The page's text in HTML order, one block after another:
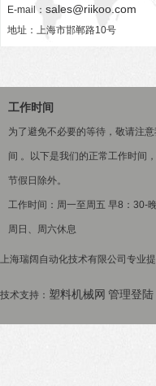
E-mail： sales@riikoo.com
地址：上海市邯郸路10号
工作时间
为了避免不必要的等待，敬请注
间 。以下是我们的正常工作时间
节假日除外。
工作时间：周一至周五 早8：30-
周日、周六休息
上海瑞阔自动化技术有限公司专业
技术支持： 塑料机械网 管理登陆